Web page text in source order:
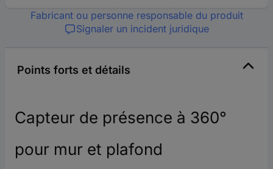
Fabricant ou personne responsable du produit
Signaler un incident juridique
Points forts et détails
Capteur de présence à 360°
pour mur et plafond